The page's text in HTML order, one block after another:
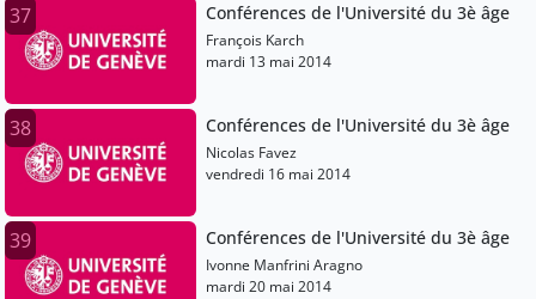
37 Conférences de l'Université du 3è âge
François Karch
mardi 13 mai 2014
38 Conférences de l'Université du 3è âge
Nicolas Favez
vendredi 16 mai 2014
39 Conférences de l'Université du 3è âge
Ivonne Manfrini Aragno
mardi 20 mai 2014